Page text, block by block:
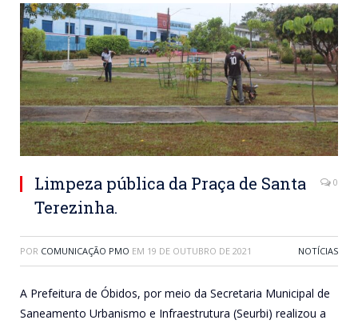
Limpeza pública da Praça de Santa
Terezinha.
0
POR COMUNICAÇÃO PMO EM 19 DE OUTUBRO DE 2021 NOTÍCIAS
A Prefeitura de Óbidos, por meio da Secretaria Municipal de
Saneamento Urbanismo e Infraestrutura (Seurbi) realizou a